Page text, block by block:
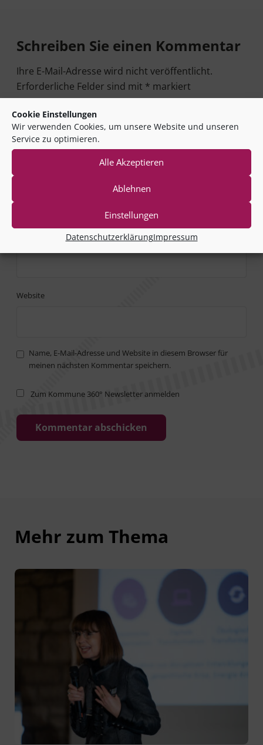
Cookie Einstellungen
Wir verwenden Cookies, um unsere Website und unseren
Service zu optimieren.
Alle Akzeptieren
Ablehnen
Einstellungen
DatenschutzerklärungImpressum
Schreiben Sie einen Kommentar
Ihre E-Mail-Adresse wird nicht veröffentlicht.
Erforderliche Felder sind mit * markiert
Kommentar*
E-Mail-Adresse*
Website
Name, E-Mail-Adresse und Website in diesem Browser für
meinen nächsten Kommentar speichern.
Zum Kommune 360° Newsletter anmelden
Mehr zum Thema